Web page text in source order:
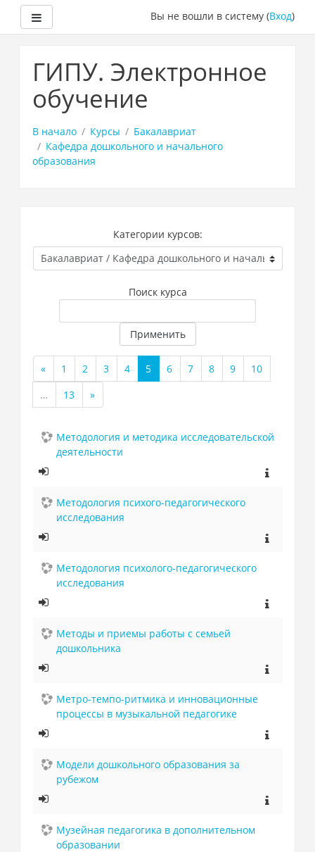
содержанию
Вы не вошли в систему (Вход)
ГИПУ. Электронное
обучение
В начало Курсы
Бакалавриат
Кафедра дошкольного и начального
образования
Категории курсов:
Поиск курса
Применить
«
Назад
1 2 3 4
5
(текущая)
6 7 8 9
10
…
13
»
Далее
Методология и методика исследовательской
деятельности
Методология психого-педагогического
исследования
Методология психолого-педагогического
исследования
Методы и приемы работы с семьей
дошкольника
Метро-темпо-ритмика и инновационные
процессы в музыкальной педагогике
Модели дошкольного образования за
рубежом
Музейная педагогика в дополнительном
образовании